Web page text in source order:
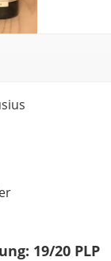
19/20 PLP